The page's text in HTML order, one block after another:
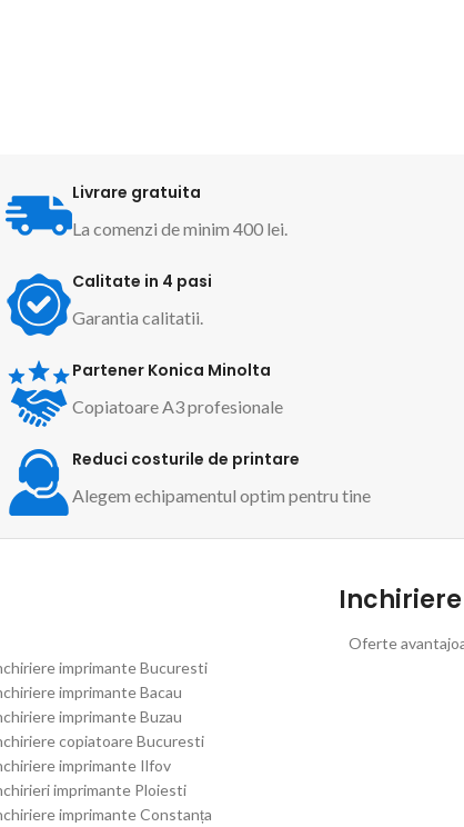
Livrare gratuita
La comenzi de minim 400 lei.
Calitate in 4 pasi
Garantia calitatii.
Partener Konica Minolta
Copiatoare A3 profesionale
Reduci costurile de printare
Alegem echipamentul optim pentru tine
Oferte
imprimante Bucuresti
imprimante Bacau
imprimante Buzau
copiatoare Bucuresti
imprimante Ilfov
imprimante Ploiesti
imprimante Constanța